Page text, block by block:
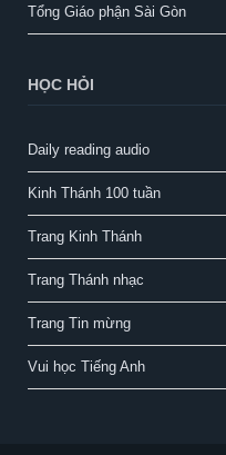
Tổng Giáo phận Sài Gòn
HỌC HỎI
Daily reading audio
Kinh Thánh 100 tuần
Trang Kinh Thánh
Trang Thánh nhạc
Trang Tin mừng
Vui học Tiếng Anh